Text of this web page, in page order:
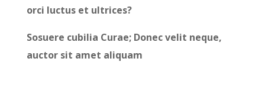
orci luctus et ultrices?
Sosuere cubilia Curae; Donec velit neque,
auctor sit amet aliquam